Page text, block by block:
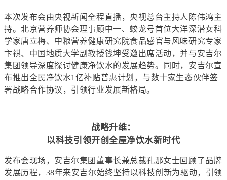
本次发布会由央视新闻全程直播，央视总台主持人 陈伟鸿主
持。北京营养师协会理事顾中一、蛟龙号首位大洋深潜女科
学家唐立梅、中粮营养健康研究院食品感官与风味研究专家
卞祺、 中国地质大学副教授钱坤受邀出席活动，并与安吉尔
集团领导深度探讨健康净饮水的发展趋势。
同时，安吉尔宣
布推出全民净饮水1亿补贴普惠计划，与数十家生态伙伴签
署战略合作协议，引领行业发展新格局。
战略升维：
以科技引领开创全屋净饮水新时代
发布会现场，安吉尔集团董事长兼总裁孔那女士回顾了品牌
发展历程， 38年来安吉尔始终坚持以科技创新为驱动，引领